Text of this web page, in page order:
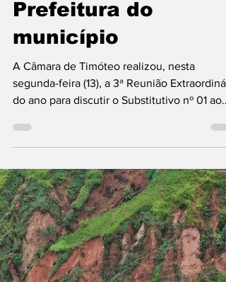
a reestruturação
administrativa da
Prefeitura do
município
A Câmara de Timóteo realizou, nesta
Projeto de